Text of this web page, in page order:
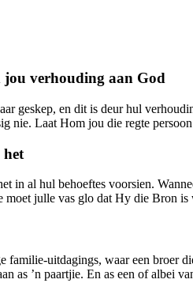
jou verhouding aan God
geskep, en dit is deur hul
nie. Laat Hom jou die regte
het
in al hul behoeftes voorsien.
moet julle vas glo dat Hy die Bron
uitdagings, waar een broer
as ’n paartjie. En as een of albei